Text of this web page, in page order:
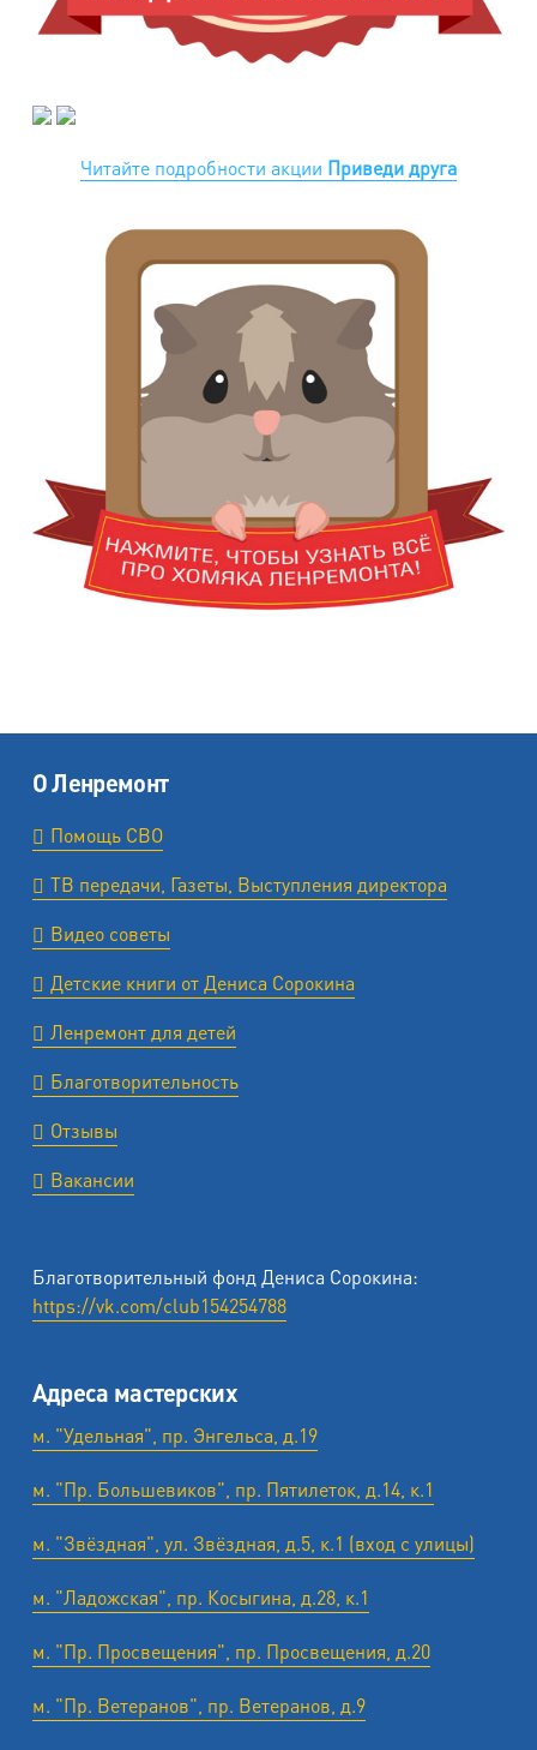
Читайте подробности акции Приведи друга
О Ленремонт
Помощь СВО
ТВ передачи, Газеты, Выступления директора
Видео советы
Детские книги от Дениса Сорокина
Ленремонт для детей
Благотворительность
Отзывы
Вакансии
Благотворительный фонд Дениса Сорокина:
https://vk.com/club154254788
Адреса мастерских
м. "Удельная", пр. Энгельса, д.19
м. "Пр. Большевиков", пр. Пятилеток, д.14, к.1
м. "Звёздная", ул. Звёздная, д.5, к.1 (вход с улицы)
м. "Ладожская", пр. Косыгина, д.28, к.1
м. "Пр. Просвещения", пр. Просвещения, д.20
м. "Пр. Ветеранов", пр. Ветеранов, д.9